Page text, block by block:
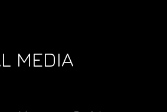
MEDIA